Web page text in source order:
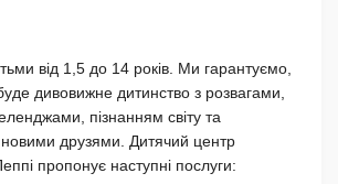
від 1,5 до 14 років. Ми гарантуємо,
дивовижне дитинство з розвагами,
пізнанням світу та
друзями. Дитячий центр
пропонує наступні послуги: